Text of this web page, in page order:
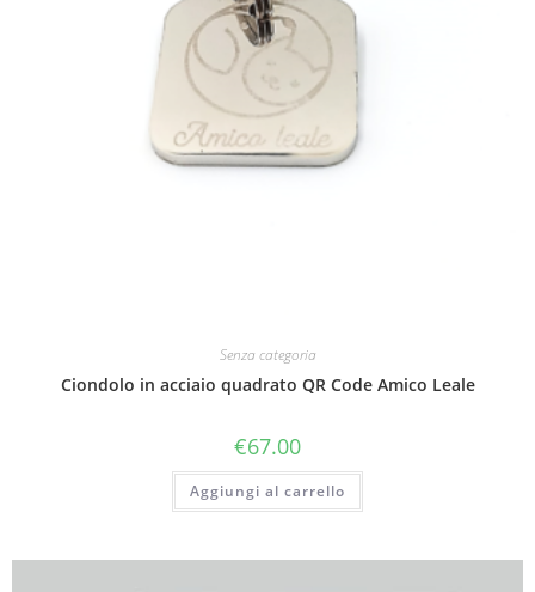
Senza categoria
Ciondolo in acciaio quadrato QR Code Amico Leale
€67.00
Aggiungi al carrello